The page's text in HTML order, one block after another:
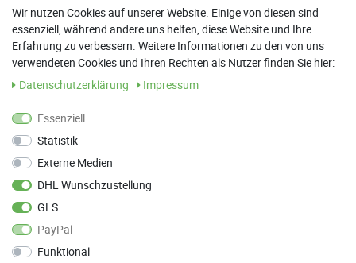
8:30 Uhr - 12:00 Uhr
13:00 Uhr - 17:30 Uhr
Sa: 9:00 Uhr - 13:00 Uhr
Parkett Wanke
Wir nutzen Cookies auf unserer Website. Einige von diesen sind
essenziell, während andere uns helfen, diese Website und Ihre
Erfahrung zu verbessern. Weitere Informationen zu den von uns
verwendeten Cookies und Ihren Rechten als Nutzer finden Sie hier:
Daten­schutz­erklärung
Impressum
Essenziell
Statistik
Externe Medien
DHL Wunschzustellung
GLS
PayPal
Funktional